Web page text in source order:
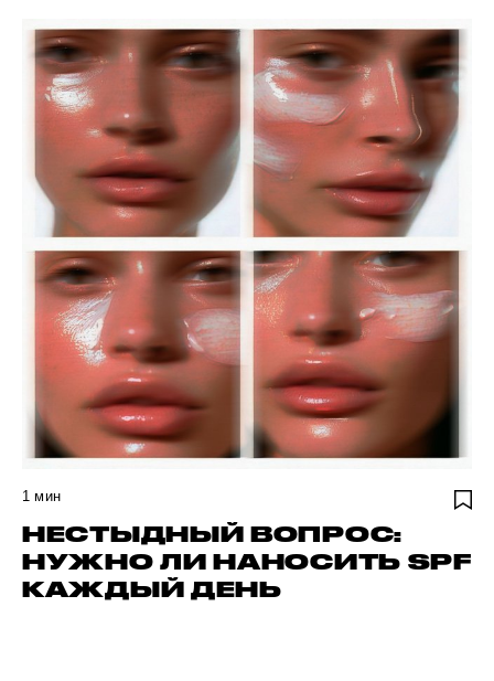
1 мин
НЕСТЫДНЫЙ ВОПРОС:
НУЖНО ЛИ НАНОСИТЬ SPF
КАЖДЫЙ ДЕНЬ